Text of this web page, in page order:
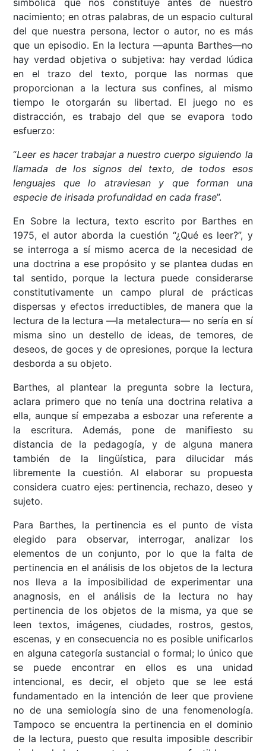
simbólica que nos constituye antes de nuestro
nacimiento; en otras palabras, de un espacio cultural
del que nuestra persona, lector o autor, no es más
que un episodio. En la lectura —apunta Barthes—no
hay verdad objetiva o subjetiva: hay verdad lúdica
en el trazo del texto, porque las normas que
proporcionan a la lectura sus confines, al mismo
tiempo le otorgarán su libertad. El juego no es
distracción, es trabajo del que se evapora todo
esfuerzo:
“Leer es hacer trabajar a nuestro cuerpo siguiendo la
llamada de los signos del texto, de todos esos
lenguajes que lo atraviesan y que forman una
especie de irisada profundidad en cada frase”.
En Sobre la lectura, texto escrito por Barthes en
1975, el autor aborda la cuestión “¿Qué es leer?”, y
se interroga a sí mismo acerca de la necesidad de
una doctrina a ese propósito y se plantea dudas en
tal sentido, porque la lectura puede considerarse
constitutivamente un campo plural de prácticas
dispersas y efectos irreductibles, de manera que la
lectura de la lectura —la metalectura— no sería en sí
misma sino un destello de ideas, de temores, de
deseos, de goces y de opresiones, porque la lectura
desborda a su objeto.
Barthes, al plantear la pregunta sobre la lectura,
aclara primero que no tenía una doctrina relativa a
ella, aunque sí empezaba a esbozar una referente a
la escritura. Además, pone de manifiesto su
distancia de la pedagogía, y de alguna manera
también de la lingüística, para dilucidar más
libremente la cuestión. Al elaborar su propuesta
considera cuatro ejes: pertinencia, rechazo, deseo y
sujeto.
Para Barthes, la pertinencia es el punto de vista
elegido para observar, interrogar, analizar los
elementos de un conjunto, por lo que la falta de
pertinencia en el análisis de los objetos de la lectura
nos lleva a la imposibilidad de experimentar una
anagnosis, en el análisis de la lectura no hay
pertinencia de los objetos de la misma, ya que se
leen textos, imágenes, ciudades, rostros, gestos,
escenas, y en consecuencia no es posible unificarlos
en alguna categoría sustancial o formal; lo único que
se puede encontrar en ellos es una unidad
intencional, es decir, el objeto que se lee está
fundamentado en la intención de leer que proviene
no de una semiología sino de una fenomenología.
Tampoco se encuentra la pertinencia en el dominio
de la lectura, puesto que resulta imposible describir